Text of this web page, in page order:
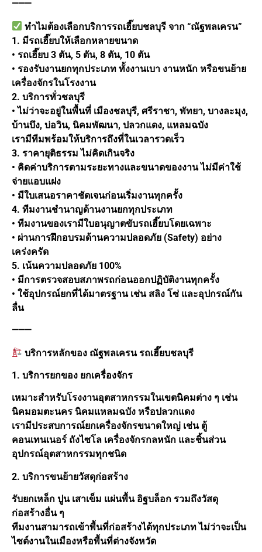
⸻
ทำไมต้องเลือกบริการรถเฮี๊ยบชลบุรี จาก “ณัฐพลเครน”
1. มีรถเฮี๊ยบให้เลือกหลายขนาด
• รถเฮี๊ยบ 3 ตัน, 5 ตัน, 8 ตัน, 10 ตัน
• รองรับงานยกทุกประเภท ทั้งงานเบา งานหนัก หรือขนย้าย
เครื่องจักรในโรงงาน
2. บริการทั่วชลบุรี
• ไม่ว่าจะอยู่ในพื้นที่ เมืองชลบุรี, ศรีราชา, พัทยา, บางละมุง,
บ้านบึง, บ่อวิน, นิคมพัฒนา, ปลวกแดง, แหลมฉบัง
เรามีทีมพร้อมให้บริการถึงที่ในเวลารวดเร็ว
3. ราคายุติธรรม ไม่คิดเกินจริง
• คิดค่าบริการตามระยะทางและขนาดของงาน ไม่มีค่าใช้
จ่ายแอบแฝง
• มีใบเสนอราคาชัดเจนก่อนเริ่มงานทุกครั้ง
4. ทีมงานชำนาญด้านงานยกทุกประเภท
• ทีมงานของเรามีใบอนุญาตขับรถเฮี๊ยบโดยเฉพาะ
• ผ่านการฝึกอบรมด้านความปลอดภัย (Safety) อย่าง
เคร่งครัด
5. เน้นความปลอดภัย 100%
• มีการตรวจสอบสภาพรถก่อนออกปฏิบัติงานทุกครั้ง
• ใช้อุปกรณ์ยกที่ได้มาตรฐาน เช่น สลิง โซ่ และอุปกรณ์กัน
ลื่น
⸻
บริการหลักของ ณัฐพลเครน รถเฮี๊ยบชลบุรี
1. บริการยกของ ยกเครื่องจักร
เหมาะสำหรับโรงงานอุตสาหกรรมในเขตนิคมต่าง ๆ เช่น
นิคมอมตะนคร นิคมแหลมฉบัง หรือปลวกแดง
เรามีประสบการณ์ยกเครื่องจักรขนาดใหญ่ เช่น ตู้
คอนเทนเนอร์ ถังไซโล เครื่องจักรกลหนัก และชิ้นส่วน
อุปกรณ์อุตสาหกรรมทุกชนิด
2. บริการขนย้ายวัสดุก่อสร้าง
รับยกเหล็ก ปูน เสาเข็ม แผ่นพื้น อิฐบล็อก รวมถึงวัสดุ
ก่อสร้างอื่น ๆ
ทีมงานสามารถเข้าพื้นที่ก่อสร้างได้ทุกประเภท ไม่ว่าจะเป็น
ไซต์งานในเมืองหรือพื้นที่ต่างจังหวัด